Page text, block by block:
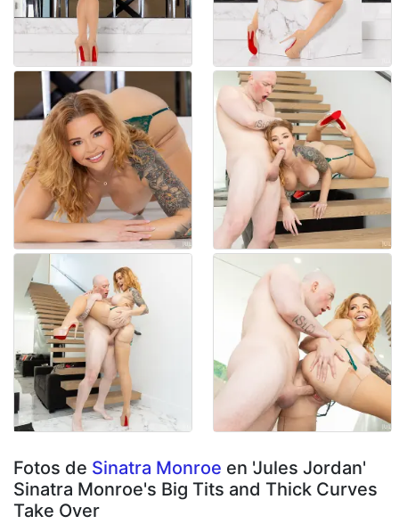
Fotos de Sinatra Monroe en 'Jules Jordan'
Sinatra Monroe's Big Tits and Thick Curves
Take Over